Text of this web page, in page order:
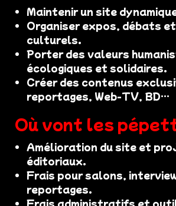
Maintenir un site
Organiser expos, débats
culturels.
Porter des valeurs
écologiques et solidaires.
Créer des contenus
reportages, Web-TV, BD…
Où vont les
Amélioration du site et
éditoriaux.
Frais pour salons,
reportages.